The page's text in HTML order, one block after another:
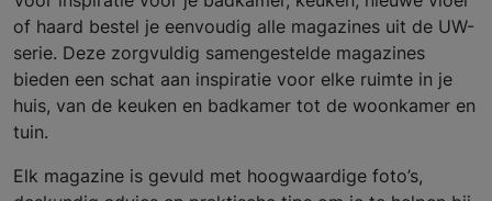
of haard bestel je eenvoudig alle magazines uit de UW-
serie. Deze zorgvuldig samengestelde magazines
bieden een schat aan inspiratie voor elke ruimte in je
huis, van de keuken en badkamer tot de woonkamer en
tuin.
Elk magazine is gevuld met hoogwaardige foto’s,